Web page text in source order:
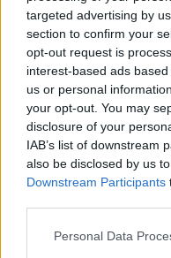
targeted advertising by
section to confirm your
opt-out request is
interest-based ads
us or personal
your opt-out. You may
disclosure of your
IAB’s list of downstream
also be disclosed by us
Downstream Participants
Personal Data
powiedział jak ważna i
Poprzednia
1
2
Najnowsze